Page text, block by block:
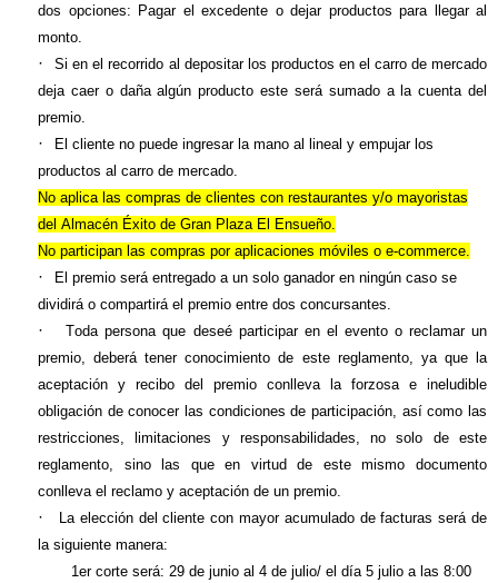
dos opciones: Pagar el excedente o dejar productos para llegar al
monto.
·
Si en el recorrido al depositar los productos en el carro de mercado
deja caer o daña algún producto este será sumado a la cuenta del
premio.
·
El cliente no puede ingresar la mano al lineal y empujar los
productos al carro de mercado.
No aplica las compras de clientes con restaurantes y/o mayoristas
del Almacén Éxito de Gran Plaza El Ensueño.
No participan las compras por aplicaciones móviles o e-commerce
·
El premio será entregado a un solo ganador en ningún caso se
dividirá o compartirá el premio entre dos concursantes.
·
Toda persona que deseé participar en el evento o reclamar un
premio, deberá tener conocimiento de este reglamento, ya que la
aceptación y recibo del premio conlleva la forzosa e ineludible
obligación de conocer las condiciones de participación, así como las
restricciones, limitaciones y responsabilidades, no solo de este
reglamento, sino las que en virtud de este mismo documento
conlleva el reclamo y aceptación de un premio.
·
La elección del cliente con mayor acumulado de facturas será de
la siguiente manera:
1er corte será: 29 de junio al 4 de julio/ el día 5 julio a las 8:00